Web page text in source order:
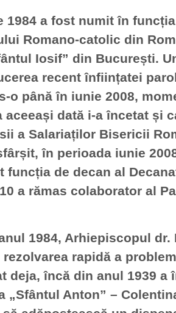
1984 a fost numit în
Romano-catolic din
Iosif” din București.
recent înființatei
o până în iunie 2008,
aceeași dată i-a încetat și
a Salariaților Bisericii
în perioada iunie
funcția de decan al
a rămas colaborator al
1984, Arhiepiscopul dr.
rapidă a
deja, încă din anul 1939 a
„Sfântul Anton” –